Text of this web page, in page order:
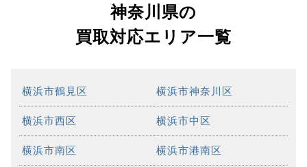
神奈川県の
買取対応エリア一覧
横浜市鶴見区 横浜市神奈川区
横浜市西区 横浜市中区
横浜市南区 横浜市港南区